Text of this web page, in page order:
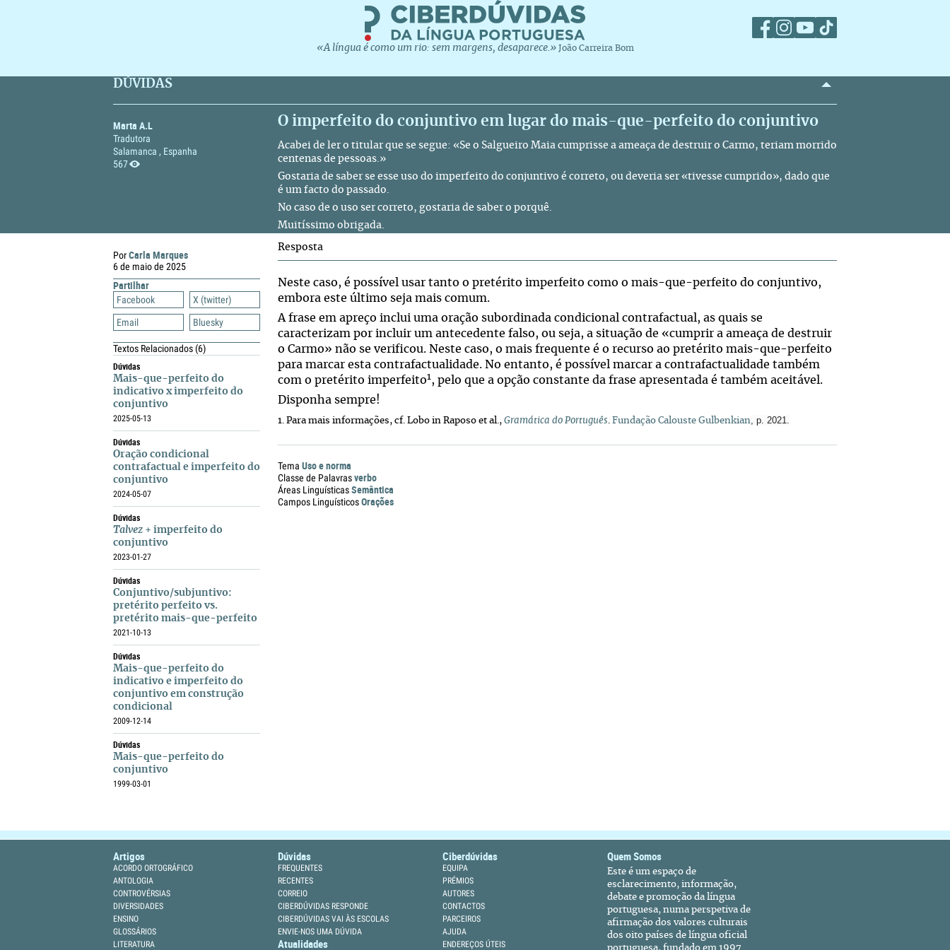
«A língua é como um rio: sem margens, desaparece.» João Carreira Bom
DÚVIDAS
Marta A.L
Tradutora
Salamanca , Espanha
567
O imperfeito do conjuntivo em lugar do mais-que-perfeito do conjuntivo
Acabei de ler o titular que se segue: «Se o Salgueiro Maia cumprisse a ameaça de destruir o Carmo, teriam morrido
centenas de pessoas.»
Gostaria de saber se esse uso do imperfeito do conjuntivo é correto, ou deveria ser «tivesse cumprido», dado que
é um facto do passado.
No caso de o uso ser correto, gostaria de saber o porquê.
Muitíssimo obrigada.
PorCarla Marques
6 de maio de 2025
Partilhar
Facebook
X (twitter)
Email
Bluesky
Textos Relacionados(6)
Dúvidas
Mais-que-perfeito do
indicativo x imperfeito do
conjuntivo
2025-05-13
Dúvidas
Oração condicional
contrafactual e imperfeito do
conjuntivo
2024-05-07
Dúvidas
Talvez + imperfeito do
conjuntivo
2023-01-27
Dúvidas
Conjuntivo/subjuntivo:
pretérito perfeito vs.
pretérito mais-que-perfeito
2021-10-13
Dúvidas
Mais-que-perfeito do
indicativo e imperfeito do
conjuntivo em construção
condicional
2009-12-14
Dúvidas
Mais-que-perfeito do
conjuntivo
1999-03-01
Resposta
Neste caso, é possível usar tanto o pretérito imperfeito como o mais-que-perfeito do conjuntivo,
embora este último seja mais comum.
A frase em apreço inclui uma oração subordinada condicional contrafactual, as quais se
caracterizam por incluir um antecedente falso, ou seja, a situação de «cumprir a ameaça de destruir
o Carmo» não se verificou. Neste caso, o mais frequente é o recurso ao pretérito mais-que-perfeito
para marcar esta contrafactualidade. No entanto, é possível marcar a contrafactualidade também
com o pretérito imperfeito1 , pelo que a opção constante da frase apresentada é também aceitável.
Disponha sempre!
1. Para mais informações, cf. Lobo in Raposo et al., Gramática do Português. Fundação Calouste Gulbenkian, p. 2021.
Tema Uso e norma
Classe de Palavrasverbo
Áreas LinguísticasSemântica
Campos LinguísticosOrações
Artigos
ACORDO ORTOGRÁFICO
ANTOLOGIA
CONTROVÉRSIAS
DIVERSIDADES
ENSINO
GLOSSÁRIOS
LITERATURA
Dúvidas
FREQUENTES
RECENTES
CORREIO
CIBERDÚVIDAS RESPONDE
CIBERDÚVIDAS VAI ÀS ESCOLAS
ENVIE-NOS UMA DÚVIDA
Atualidades
Ciberdúvidas
EQUIPA
PRÉMIOS
AUTORES
CONTACTOS
PARCEIROS
AJUDA
ENDEREÇOS ÚTEIS
Quem Somos
Este é um espaço de
esclarecimento, informação,
debate e promoção da língua
portuguesa, numa perspetiva de
afirmação dos valores culturais
dos oito países de língua oficial